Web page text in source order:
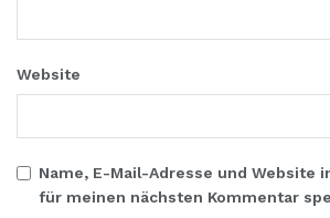
Website
Name, E-Mail-Adresse und Website
für meinen nächsten Kommentar